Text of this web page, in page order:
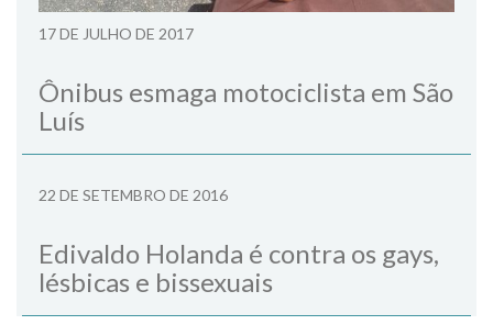
17 DE JULHO DE 2017
Ônibus esmaga motociclista em São
Luís
22 DE SETEMBRO DE 2016
Edivaldo Holanda é contra os gays,
lésbicas e bissexuais